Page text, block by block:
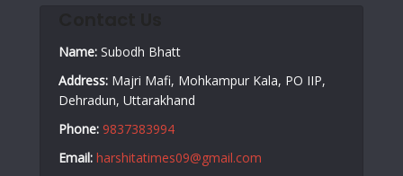
Name: Subodh Bhatt
Address: Majri Mafi, Mohkampur Kala, PO IIP,
Dehradun, Uttarakhand
Phone: 9837383994
Email: harshitatimes09@gmail.com